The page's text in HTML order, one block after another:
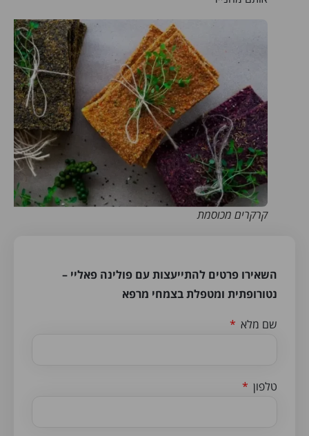
קרקרים מכוסמת
השאירו פרטים להתייעצות עם פולינה פאליי –
נטורופתית ומטפלת בצמחי מרפא
שם מלא
טלפון